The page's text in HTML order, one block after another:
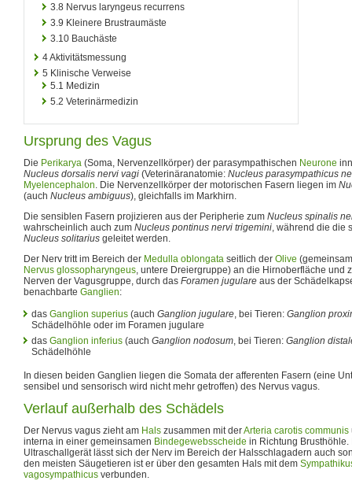
3.8 Nervus laryngeus recurrens
3.9 Kleinere Brustraumäste
3.10 Bauchäste
4Aktivitätsmessung
5 Klinische Verweise
5.1 Medizin
5.2 Veterinärmedizin
Ursprung des Vagus
Die Perikarya (Soma, Nervenzellkörper) der parasympathischen Neurone
Nucleus dorsalis nervi vagi (Veterinäranatomie: Nucleus parasympathicus
Myelencephalon. Die Nervenzellkörper der motorischen Fasern liegen im
(auch Nucleus ambiguus), gleichfalls im Markhirn.
Die sensiblen Fasern projizieren aus der Peripherie zum Nucleus spinalis
wahrscheinlich auch zum Nucleus pontinus nervi trigemini, während die die
Nucleus solitarius geleitet werden.
Der Nerv tritt im Bereich der Medulla oblongata seitlich der Olive
Nervus glossopharyngeus, untere Dreiergruppe) an die Hirnoberfläche und
Nerven der Vagusgruppe, durch das Foramen jugulare aus der
benachbarte Ganglien:
das Ganglion superius (auch Ganglion jugulare, bei Tieren: Ganglion
Schädelhöhle oder im Foramen jugulare
das Ganglion inferius (auch Ganglion nodosum, bei Tieren: Ganglion
Schädelhöhle
In diesen beiden Ganglien liegen die Somata der afferenten Fasern (eine
sensibel und sensorisch wird nicht mehr getroffen) des Nervus vagus.
Verlauf außerhalb des Schädels
Der Nervus vagus zieht am Hals zusammen mit derArteria carotis communis
interna in einer gemeinsamen Bindegewebsscheide in Richtung Brusthöhle.
Ultraschallgerät lässt sich der Nerv im Bereich der Halsschlagadern auch
den meisten Säugetieren ist er über den gesamten Hals mit dem
vagosympathicus verbunden.